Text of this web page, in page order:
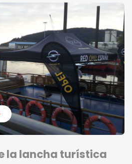
la lancha turística